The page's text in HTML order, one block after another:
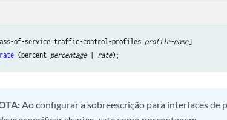
of-service traffic-control-profiles profile-name
(percent percentage | rate
Ao configurar a sobreescrição para interfaces de